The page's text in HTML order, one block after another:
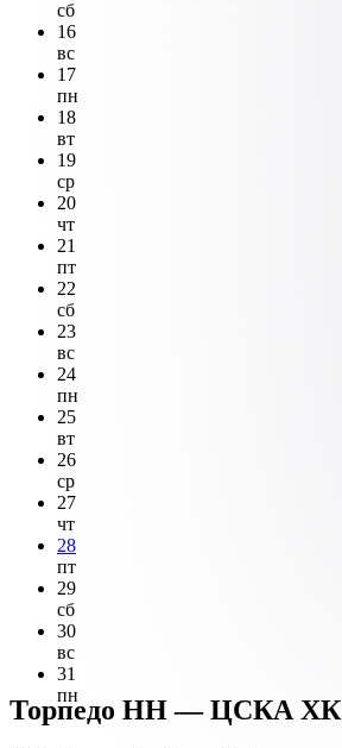
сб
16
вс
17
пн
18
вт
19
ср
20
чт
21
пт
22
сб
23
вс
24
пн
25
вт
26
ср
27
чт
28
пт
29
сб
30
вс
31
пн
Торпедо НН — ЦСКА ХК